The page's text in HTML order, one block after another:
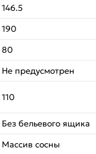
146.5
190
80
Не предусмотрен
110
Без бельевого ящика
Массив сосны